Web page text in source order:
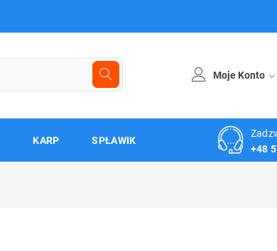
Moje Konto
KARP SPŁAWIK
+48